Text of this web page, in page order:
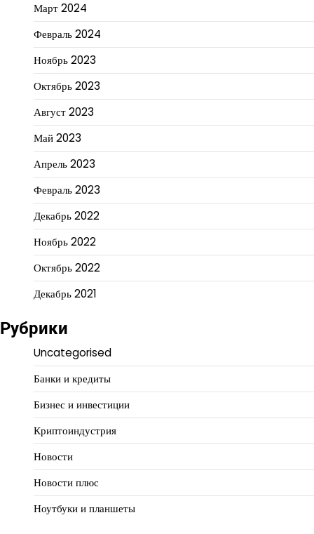
Март 2024
Февраль 2024
Ноябрь 2023
Октябрь 2023
Август 2023
Май 2023
Апрель 2023
Февраль 2023
Декабрь 2022
Ноябрь 2022
Октябрь 2022
Декабрь 2021
Рубрики
Uncategorised
Банки и кредиты
Бизнес и инвестиции
Криптоиндустрия
Новости
Новости плюс
Ноутбуки и планшеты